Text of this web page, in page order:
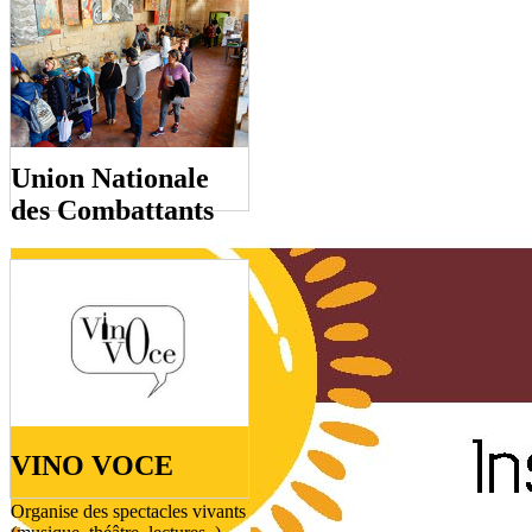
Union Nationale
des Combattants
VINO VOCE
Organise des spectacles vivants